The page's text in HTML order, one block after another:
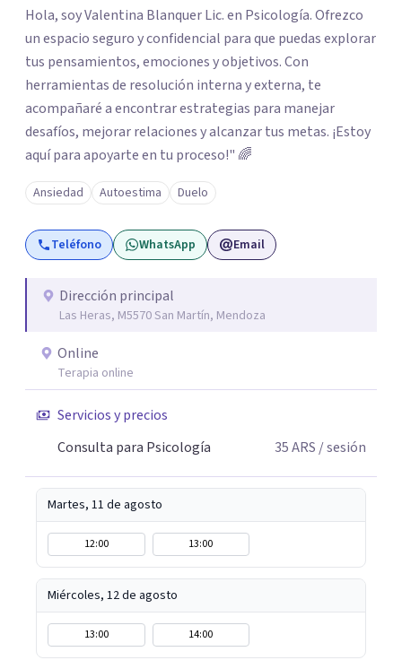
Hola, soy Valentina Blanquer Lic. en Psicología. Ofrezco
un espacio seguro y confidencial para que puedas explorar
tus pensamientos, emociones y objetivos. Con
herramientas de resolución interna y externa, te
acompañaré a encontrar estrategias para manejar
desafíos, mejorar relaciones y alcanzar tus metas. ¡Estoy
aquí para apoyarte en tu proceso!" 🌈
Ansiedad Autoestima Duelo
Teléfono WhatsApp Email
Dirección principal
Las Heras, M5570 San Martín, Mendoza
Online
Terapia online
Servicios y precios
Consulta para Psicología
35ARS / sesión
Martes, 11 de agosto
12:00 13:00
Miércoles, 12 de agosto
13:00 14:00